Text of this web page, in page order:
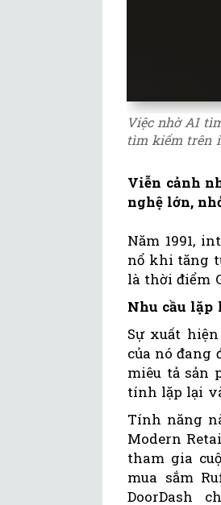
Việc nhờ AI
tìm kiếm trên
Viễn cảnh
nghệ lớn,
Năm 1991,
nổ khi tăng
là thời điểm
Nhu cầu lặp
Sự xuất
của nó đang
miêu tả sản
tính lặp lại
Tính năng
Modern
tham gia
mua sắm
DoorDash